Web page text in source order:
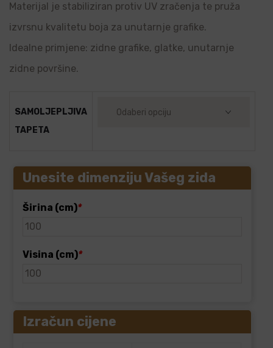
Materijal je stabiliziran protiv UV zračenja te pruža
izvrsnu kvalitetu boja za unutarnje grafike.
Idealne primjene: zidne grafike, glatke, unutarnje
zidne površine.
SAMOLJEPLJIVA
TAPETA
Unesite dimenziju Vašeg zida
Širina (cm)*
Visina (cm)*
Izračun cijene